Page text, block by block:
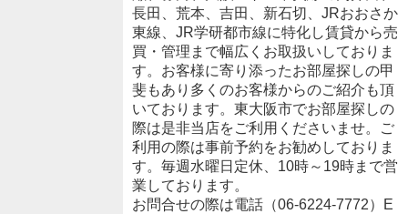
長田、荒本、吉田、新石切、JRおおさか
東線、JR学研都市線に特化し賃貸から売
買・管理まで幅広くお取扱いしておりま
す。お客様に寄り添ったお部屋探しの甲
斐もあり多くのお客様からのご紹介も頂
いております。東大阪市でお部屋探しの
際は是非当店をご利用くださいませ。ご
利用の際は事前予約をお勧めしておりま
す。毎週水曜日定休、10時～19時まで営
業しております。
お問合せの際は電話（06-6224-7772）E